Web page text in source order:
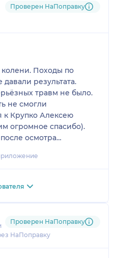
Проверен НаПоправку
колени. Походы по
результата.
травм не было.
не смогли
к Крупко Алексею
огромное спасибо).
осмотра
нешей проблемы
операцию мы с
что наконец-то знаем
коленями. Сразу
работу до автоматизма.
руками разводили.
НаПоправку
Проверен НаПоправку